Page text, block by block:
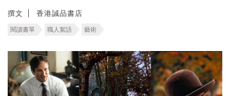
撰文 香港誠品書店
閱讀書單 職人絮語 藝術